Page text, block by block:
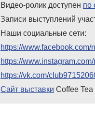
Видео-ролик доступен по
Записи выступлений
Наши социальные сети:
https://www.facebook.com/
https://
https://vk.com/
Сайт выставки Coffee